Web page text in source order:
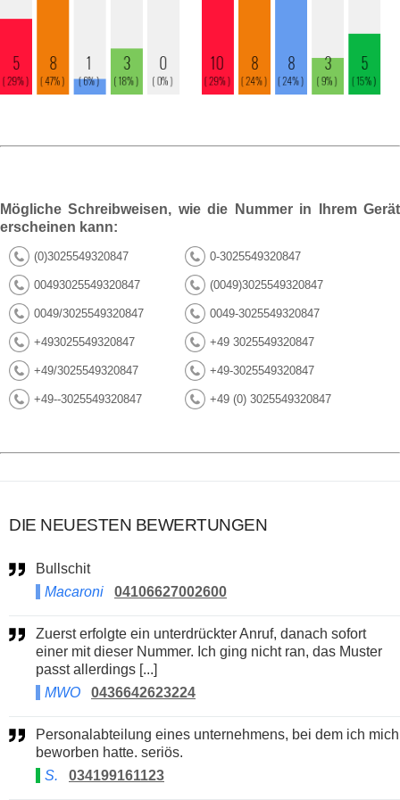
Mögliche Schreibweisen, wie die Nummer in Ihrem Gerät
erscheinen kann:
(0)3025549320847 0-3025549320847
00493025549320847 (0049)3025549320847
0049/3025549320847 0049-3025549320847
+493025549320847 +49 3025549320847
+49/3025549320847 +49-3025549320847
+49--3025549320847 +49 (0) 3025549320847
DIE NEUESTEN BEWERTUNGEN
Bullschit
Macaroni
04106627002600
Zuerst erfolgte ein unterdrückter Anruf, danach sofort
einer mit dieser Nummer. Ich ging nicht ran, das Muster
passt allerdings [...]
MWO
0436642623224
Personalabteilung eines unternehmens, bei dem ich mich
beworben hatte. seriös.
S.
034199161123